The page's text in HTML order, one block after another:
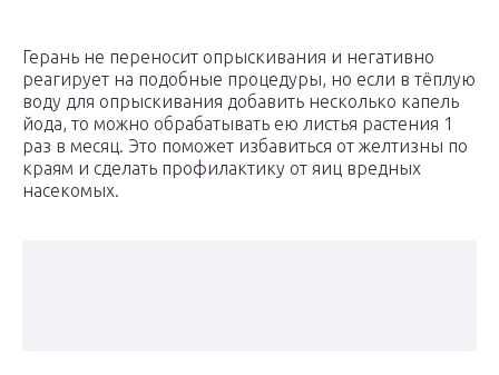
Герань не переносит опрыскивания и негативно
реагирует на подобные процедуры, но если в тёплую
воду для опрыскивания добавить несколько капель
йода, то можно обрабатывать ею листья растения 1
раз в месяц. Это поможет избавиться от желтизны по
краям и сделать профилактику от яиц вредных
насекомых.